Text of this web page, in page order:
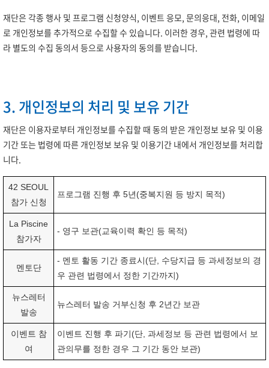
재단은 각종 행사 및 프로그램 신청양식, 이벤트 응모, 문의응대, 전화, 이메일
로 개인정보를 추가적으로 수집할 수 있습니다. 이러한 경우, 관련 법령에 따
라 별도의 수집 동의서 등으로 사용자의 동의를 받습니다.
3. 개인정보의 처리 및 보유 기간
재단은 이용자로부터 개인정보를 수집할 때 동의 받은 개인정보 보유 및 이용
기간 또는 법령에 따른 개인정보 보유 및 이용기간 내에서 개인정보를 처리합
니다.
42 SEOUL
참가 신청
프로그램 진행 후 5년(중복지원 등 방지 목적)
La Piscine
참가자
- 영구 보관(교육이력 확인 등 목적)
멘토단
- 멘토 활동 기간 종료시(단, 수당지급 등 과세정보의 경
우 관련 법령에서 정한 기간까지)
뉴스레터
발송
뉴스레터 발송 거부신청 후 2년간 보관
이벤트 참
여
이벤트 진행 후 파기(단, 과세정보 등 관련 법령에서 보
관의무를 정한 경우 그 기간 동안 보관)